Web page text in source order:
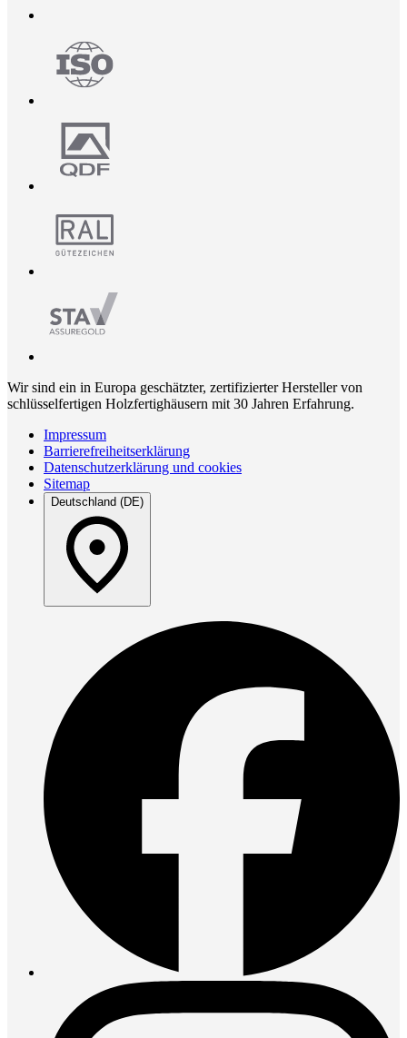
Wir sind ein in Europa geschätzter, zertifizierter Hersteller von
schlüsselfertigen Holzfertighäusern mit 30 Jahren Erfahrung.
Impressum
Barrierefreiheitserklärung
Datenschutzerklärung und cookies
Sitemap
Deutschland (DE)